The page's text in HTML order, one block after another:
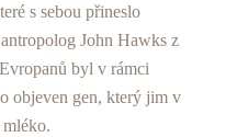
s sebou přineslo
John Hawks z
byl v rámci
objeven gen, který jim v
mléko.